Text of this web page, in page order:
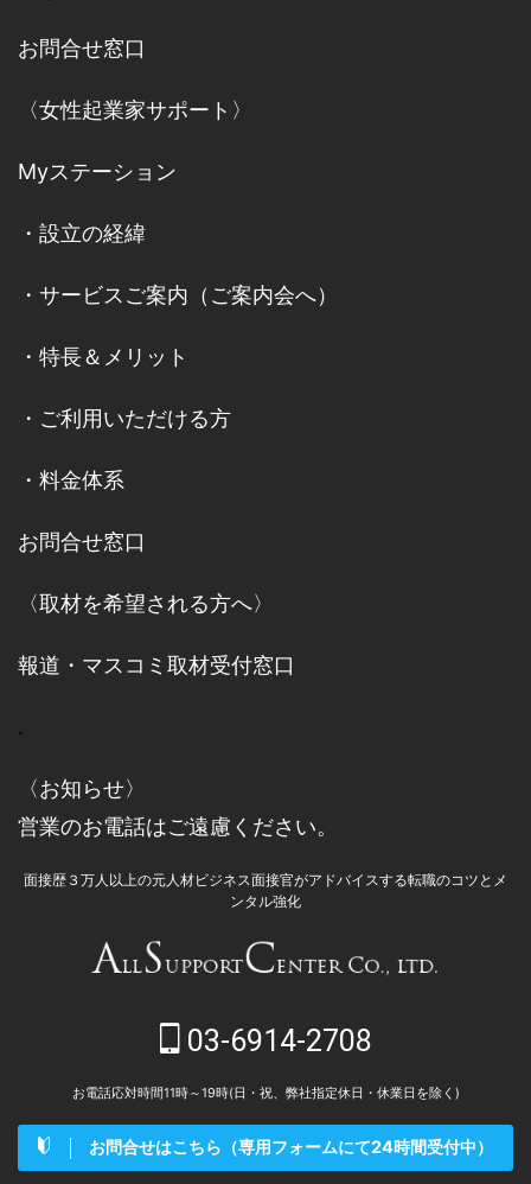
お問合せ窓口
〈女性起業家サポート〉
Myステーション
・ 設立の経緯
・ サービスご案内 （ ご案内会へ）
・ 特長＆メリット
・ ご利用いただける方
・ 料金体系
お問合せ窓口
〈取材を希望される方へ〉
報道・マスコミ取材受付窓口
.
〈お知らせ〉
営業のお電話はご遠慮ください。
面接歴３万人以上の元人材ビジネス面接官がアドバイスする転職のコツとメ
ンタル強化
03-6914-2708
お電話応対時間11時～19時(日・祝、弊社指定休日・休業日を除く)
お問合せはこちら（専用フォームにて24時間受付中）